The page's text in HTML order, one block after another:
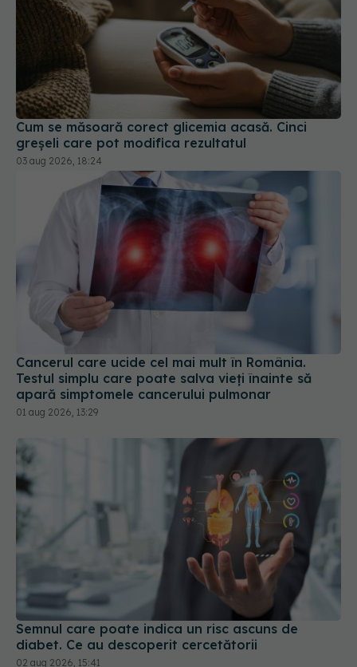
Cum se măsoară corect glicemia acasă. Cinci
greșeli care pot modifica rezultatul
03 aug 2026, 18:24
Cancerul care ucide cel mai mult în România.
Testul simplu care poate salva vieți înainte să
apară simptomele cancerului pulmonar
01 aug 2026, 13:29
Semnul care poate indica un risc ascuns de
diabet. Ce au descoperit cercetătorii
02 aug 2026, 15:41